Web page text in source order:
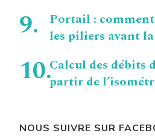
Portail :
les piliers avant
Calcul des débits
partir de
NOUS SUIVRE SUR